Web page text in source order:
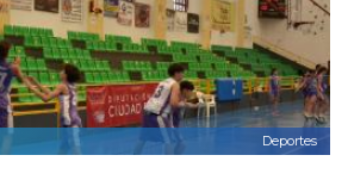
Deportes